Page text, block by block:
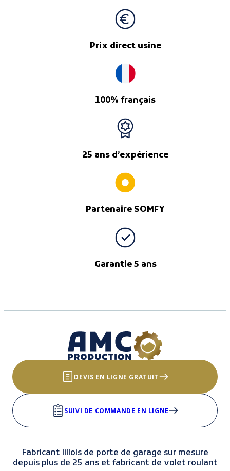
Prix direct usine
100% français
25 ans d’expérience
Partenaire SOMFY
Garantie 5 ans
DEVIS EN LIGNE GRATUIT
SUIVI DE COMMANDE EN LIGNE
Fabricant lillois de porte de garage sur mesure
depuis plus de 25 ans et fabricant de volet roulant